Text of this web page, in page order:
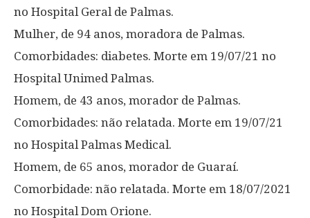
no Hospital Geral de Palmas.
Mulher, de 94 anos, moradora de Palmas.
Comorbidades: diabetes. Morte em 19/07/21 no
Hospital Unimed Palmas.
Homem, de 43 anos, morador de Palmas.
Comorbidades: não relatada. Morte em 19/07/21
no Hospital Palmas Medical.
Homem, de 65 anos, morador de Guaraí.
Comorbidade: não relatada. Morte em 18/07/2021
no Hospital Dom Orione.